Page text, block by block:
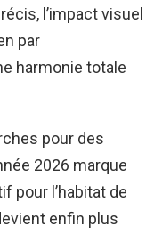
l’impact visuel
par
harmonie totale
pour des
2026 marque
pour l’habitat de
enfin plus